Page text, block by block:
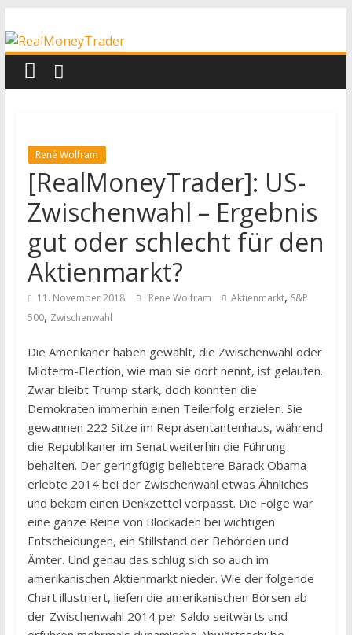
Inhalt
springen
RealMoneyTrader
Echtgeld-
Trading
René Wolfram
[RealMoneyTrader]: US-
Zwischenwahl – Ergebnis
gut oder schlecht für den
Aktienmarkt?
11. November 2018 Rene Wolfram Aktienmarkt, S&P
500, Zwischenwahl
Die Amerikaner haben gewählt, die Zwischenwahl oder
Midterm-Election, wie man sie dort nennt, ist gelaufen.
Zwar bleibt Trump stark, doch konnten die
Demokraten immerhin einen Teilerfolg erzielen. Sie
gewannen 222 Sitze im Repräsentantenhaus, während
die Republikaner im Senat weiterhin die Führung
behalten. Der geringfügig beliebtere Barack Obama
erlebte 2014 bei der Zwischenwahl etwas Ähnliches
und bekam einen Denkzettel verpasst. Die Folge war
eine ganze Reihe von Blockaden bei wichtigen
Entscheidungen, ein Stillstand der Behörden und
Ämter. Und genau das schlug sich so auch im
amerikanischen Aktienmarkt nieder. Wie der folgende
Chart illustriert, liefen die amerikanischen Börsen ab
der Zwischenwahl 2014 per Saldo seitwärts und